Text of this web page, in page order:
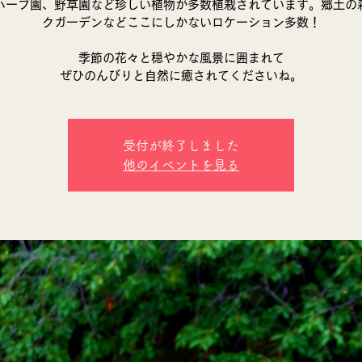
ーブ園、野草園など珍しい植物が多数植栽されています。郷土の
クガーデンなどここにしかないロケーション多数！
季節の花々と穏やかな風景に囲まれて
ぜひのんびりと自然に癒されてくださいね。
受付が終了しました
他のイベントを見る